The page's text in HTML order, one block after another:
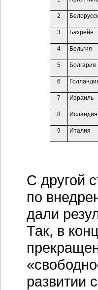
2
3 Бахрейн
4 Бельгия
5 Болгария
6
7 Израиль
8 Исландия
9 Италия
С другой
по
дали
Так, в
развитии